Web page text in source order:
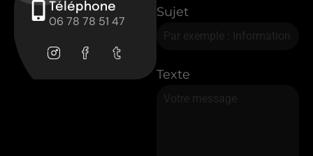
Téléphone
06 78 78 51 47
Sujet
Texte